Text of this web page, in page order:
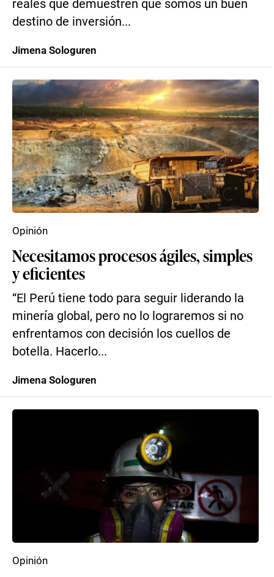
reales que demuestren que somos un buen
destino de inversión...
Jimena Sologuren
Necesitamos procesos ágiles, simples
y eficientes
“El Perú tiene todo para seguir liderando la
minería global, pero no lo lograremos si no
enfrentamos con decisión los cuellos de
botella. Hacerlo...
Opinión
Jimena Sologuren
Opinión